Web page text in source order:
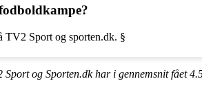
TV2 Sport og sporten.dk. §
og Sporten.dk har i gennemsnit fået